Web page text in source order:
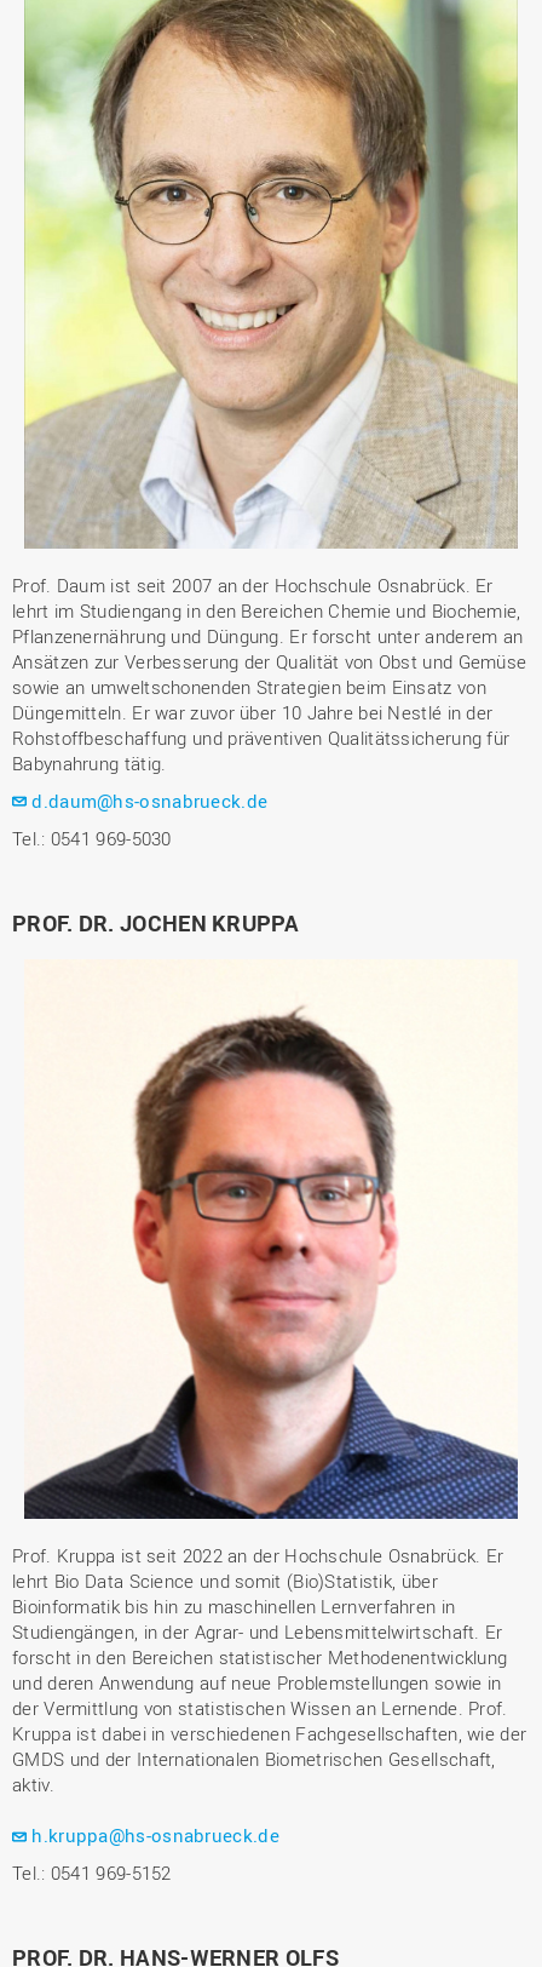
Prof. Daum ist seit 2007 an der Hochschule Osnabrück. Er
lehrt im Studiengang in den Bereichen Chemie und Biochemie,
Pflanzenernährung und Düngung. Er forscht unter anderem an
Ansätzen zur Verbesserung der Qualität von Obst und Gemüse
sowie an umweltschonenden Strategien beim Einsatz von
Düngemitteln. Er war zuvor über 10 Jahre bei Nestlé in der
Rohstoffbeschaffung und präventiven Qualitätssicherung für
Babynahrung tätig.
d.daum@hs-osnabrueck.de
Tel.: 0541 969-5030
PROF. DR. JOCHEN KRUPPA
Prof. Kruppa ist seit 2022 an der Hochschule Osnabrück. Er
lehrt Bio Data Science und somit (Bio)Statistik, über
Bioinformatik bis hin zu maschinellen Lernverfahren in
Studiengängen, in der Agrar- und Lebensmittelwirtschaft. Er
forscht in den Bereichen statistischer Methodenentwicklung
und deren Anwendung auf neue Problemstellungen sowie in
der Vermittlung von statistischen Wissen an Lernende. Prof.
Kruppa ist dabei in verschiedenen Fachgesellschaften, wie der
GMDS und der Internationalen Biometrischen Gesellschaft,
aktiv.
h.kruppa@hs-osnabrueck.de
Tel.: 0541 969-5152
PROF. DR. HANS-WERNER OLFS